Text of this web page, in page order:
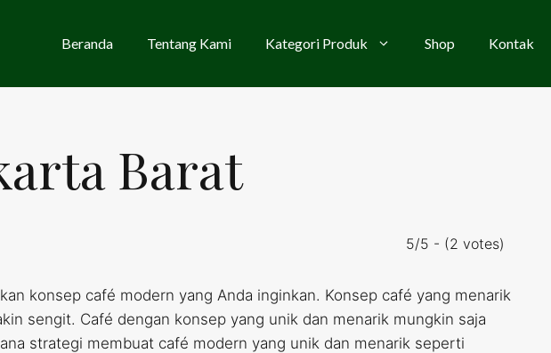
Beranda Tentang Kami Kategori Produk Shop Kontak
Barat
5/5 - (2 votes)
konsep café modern yang Anda inginkan. Konsep café yang menarik
sengit. Café dengan konsep yang unik dan menarik mungkin saja
strategi membuat café modern yang unik dan menarik seperti